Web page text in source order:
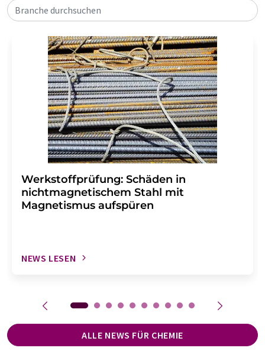
Branche durchsuchen
Werkstoffprüfung: Schäden in
nichtmagnetischem Stahl mit
Magnetismus aufspüren
NEWS LESEN
ALLE NEWS FÜR CHEMIE